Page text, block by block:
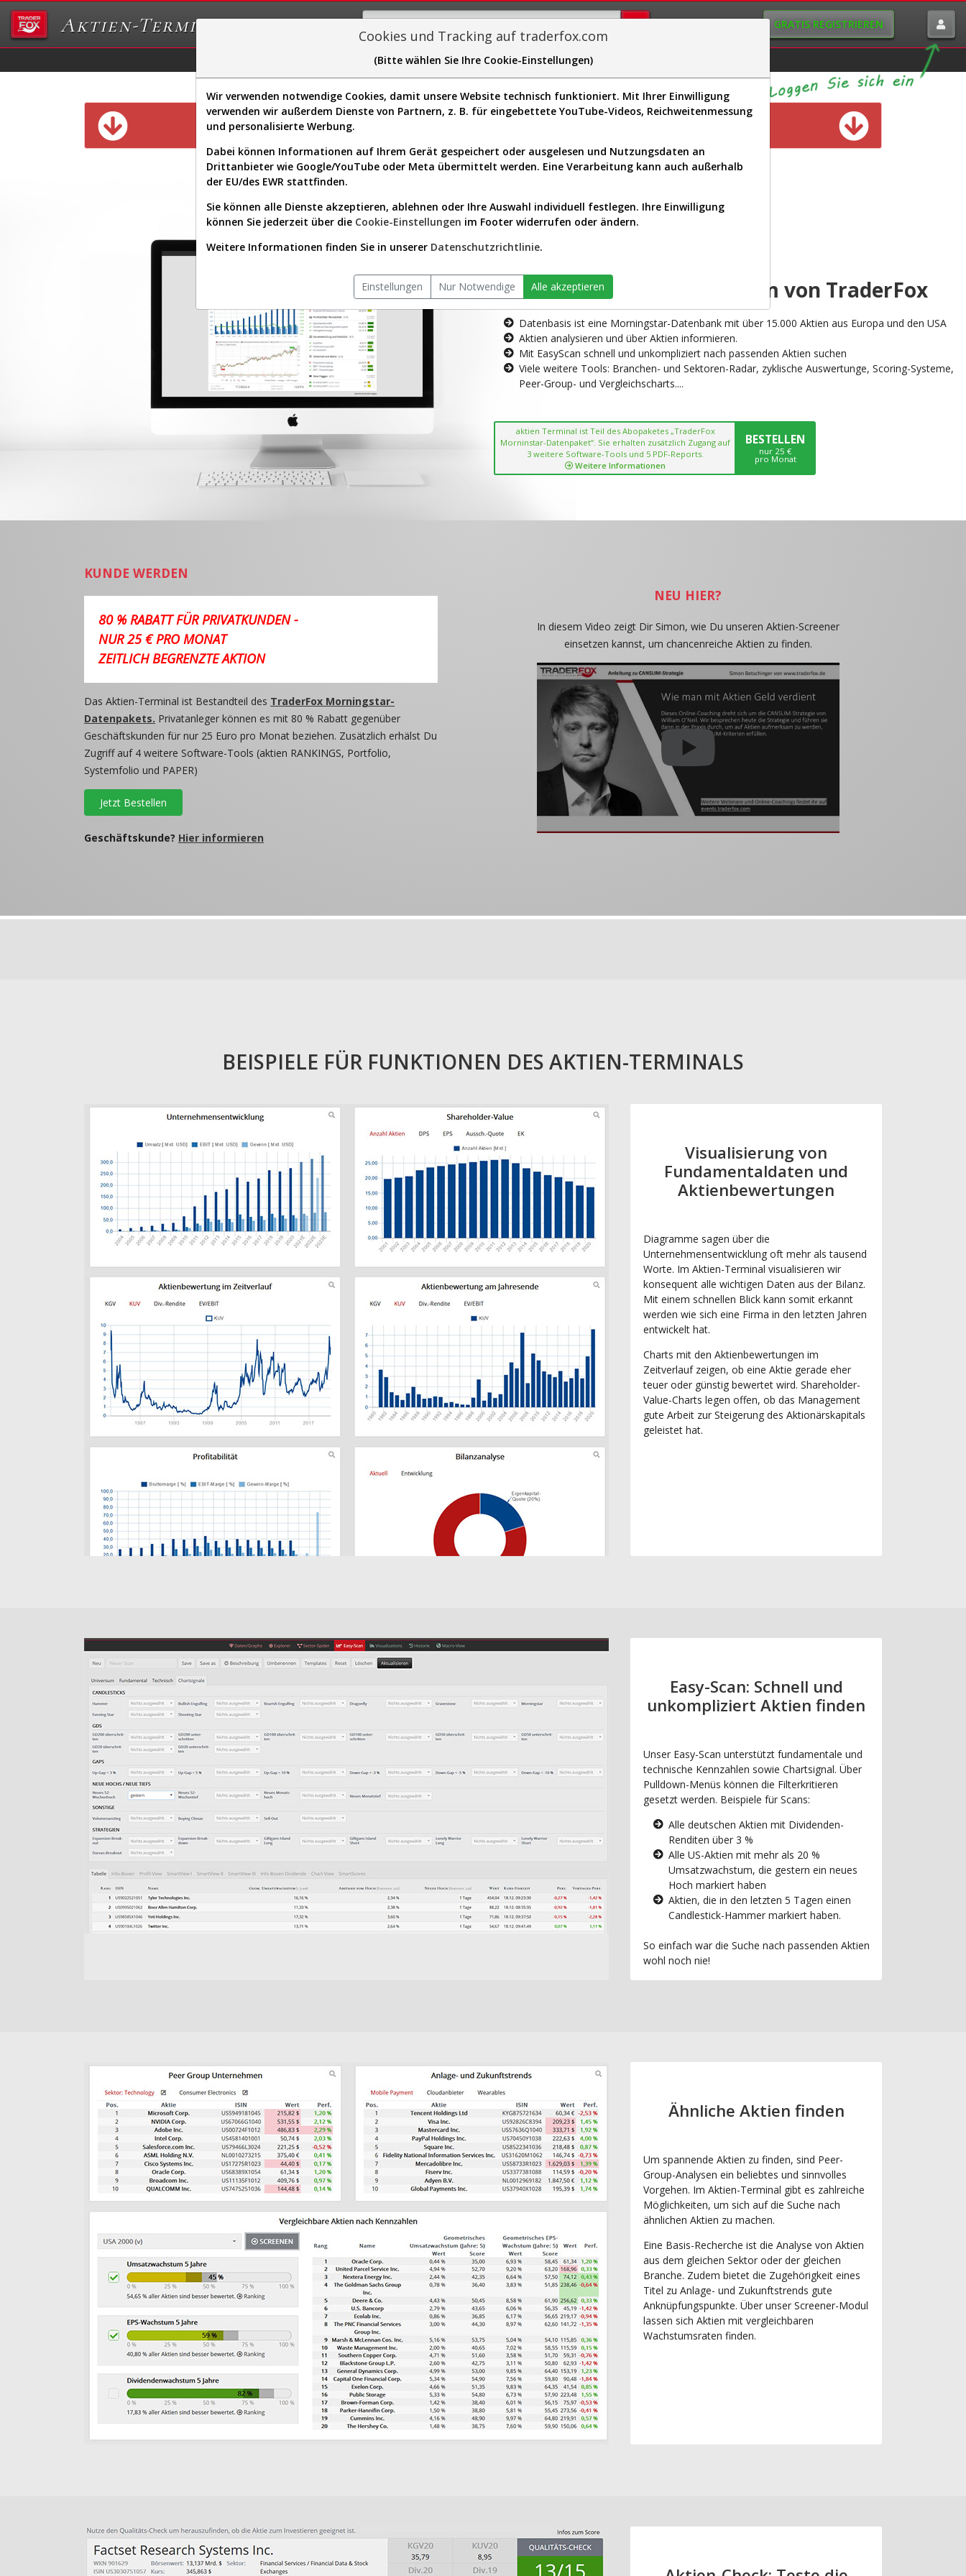
Aktien-Terminal GRATIS REGISTRIEREN
Sector-Spider Easy-Scan Visualizations
Diese Funktion ist nur für Premium-Kunden verfügbar
AKTIEN-TERMINAL
Die Aktienanalyse-Plattform von TraderFox
Datenbasis ist eine Morningstar-Datenbank mit über 15.000 Aktien aus Europa und den USA
Aktien analysieren und über Aktien informieren.
Mit EasyScan schnell und unkompliziert nach passenden Aktien suchen
Viele weitere Tools: Branchen- und Sektoren-Radar, zyklische Auswertunge, Scoring-Systeme,
Peer-Group- und Vergleichscharts....
aktien Terminal ist Teil des Abopaketes „TraderFox
Morninstar-Datenpaket“. Sie erhalten zusätzlich Zugang auf
3 weitere Software-Tools und 5 PDF-Reports.
Weitere Informationen
BESTELLEN
nur 25 €
pro Monat
KUNDE WERDEN
80 % RABATT FÜR PRIVATKUNDEN -
NUR 25 € PRO MONAT
ZEITLICH BEGRENZTE AKTION
Das Aktien-Terminal ist Bestandteil des TraderFox Morningstar-
Datenpakets. Privatanleger können es mit 80 % Rabatt gegenüber
Geschäftskunden für nur 25 Euro pro Monat beziehen. Zusätzlich erhälst Du
Zugriff auf 4 weitere Software-Tools (aktien RANKINGS, Portfolio,
Systemfolio und PAPER)
Jetzt Bestellen
Geschäftskunde? Hier informieren
NEU HIER?
In diesem Video zeigt Dir Simon, wie Du unseren Aktien-Screener
einsetzen kannst, um chancenreiche Aktien zu finden.
BEISPIELE FÜR FUNKTIONEN DES AKTIEN-TERMINALS
Visualisierung von
Fundamentaldaten und
Aktienbewertungen
Diagramme sagen über die
Unternehmensentwicklung oft mehr als tausend
Worte. Im Aktien-Terminal visualisieren wir
konsequent alle wichtigen Daten aus der Bilanz.
Mit einem schnellen Blick kann somit erkannt
werden wie sich eine Firma in den letzten Jahren
entwickelt hat.
Charts mit den Aktienbewertungen im
Zeitverlauf zeigen, ob eine Aktie gerade eher
teuer oder günstig bewertet wird. Shareholder-
Value-Charts legen offen, ob das Management
gute Arbeit zur Steigerung des Aktionärskapitals
geleistet hat.
Easy-Scan: Schnell und
unkompliziert Aktien finden
Unser Easy-Scan unterstützt fundamentale und
technische Kennzahlen sowie Chartsignal. Über
Pulldown-Menüs können die Filterkritieren
gesetzt werden. Beispiele für Scans:
Alle deutschen Aktien mit Dividenden-
Renditen über 3 %
Alle US-Aktien mit mehr als 20 %
Umsatzwachstum, die gestern ein neues
Hoch markiert haben
Aktien, die in den letzten 5 Tagen einen
Candlestick-Hammer markiert haben.
So einfach war die Suche nach passenden Aktien
wohl noch nie!
Ähnliche Aktien finden
Um spannende Aktien zu finden, sind Peer-
Group-Analysen ein beliebtes und sinnvolles
Vorgehen. Im Aktien-Terminal gibt es zahlreiche
Möglichkeiten, um sich auf die Suche nach
ähnlichen Aktien zu machen.
Eine Basis-Recherche ist die Analyse von Aktien
aus dem gleichen Sektor oder der gleichen
Branche. Zudem bietet die Zugehörigkeit eines
Titel zu Anlage- und Zukunftstrends gute
Anknüpfungspunkte. Über unser Screener-Modul
lassen sich Aktien mit vergleichbaren
Wachstumsraten finden.
Cookies und Tracking auf traderfox.com
(Bitte wählen Sie Ihre Cookie-Einstellungen)
Wir verwenden notwendige Cookies, damit unsere Website technisch funktioniert. Mit Ihrer Einwilligung
verwenden wir außerdem Dienste von Partnern, z. B. für eingebettete YouTube-Videos, Reichweitenmessung
und personalisierte Werbung.
Dabei können Informationen auf Ihrem Gerät gespeichert oder ausgelesen und Nutzungsdaten an
Drittanbieter wie Google/YouTube oder Meta übermittelt werden. Eine Verarbeitung kann auch außerhalb
der EU/des EWR stattfinden.
Sie können alle Dienste akzeptieren, ablehnen oder Ihre Auswahl individuell festlegen. Ihre Einwilligung
können Sie jederzeit über die Cookie-Einstellungen im Footer widerrufen oder ändern.
Weitere Informationen finden Sie in unserer Datenschutzrichtlinie.
Einstellungen Nur Notwendige Alle akzeptieren